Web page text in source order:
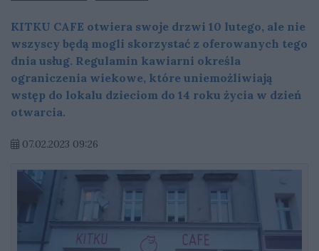
KITKU CAFE otwiera swoje drzwi 10 lutego, ale nie
wszyscy będą mogli skorzystać z oferowanych tego
dnia usług. Regulamin kawiarni określa
ograniczenia wiekowe, które uniemożliwiają
wstęp do lokalu dzieciom do 14 roku życia w dzień
otwarcia.
07.02.2023 09:26